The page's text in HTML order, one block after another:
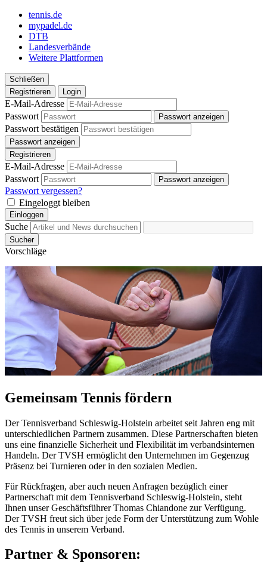
tennis.de
mypadel.de
DTB
Landesverbände
Weitere Plattformen
Schließen
Registrieren
Login
E-Mail-Adresse
Passwort
Passwort anzeigen
Passwort bestätigen
Passwort anzeigen
Registrieren
E-Mail-Adresse
Passwort
Passwort anzeigen
Passwort vergessen?
Eingeloggt bleiben
Einloggen
Suche
Sucher
Vorschläge
Gemeinsam Tennis fördern
Der Tennisverband Schleswig-Holstein arbeitet seit Jahren eng mit
unterschiedlichen Partnern zusammen. Diese Partnerschaften bieten
uns eine finanzielle Sicherheit und Flexibilität im verbandsinternen
Handeln. Der TVSH ermöglicht den Unternehmen im Gegenzug
Präsenz bei Turnieren oder in den sozialen Medien.
Für Rückfragen, aber auch neuen Anfragen bezüglich einer
Partnerschaft mit dem Tennisverband Schleswig-Holstein, steht
Ihnen unser Geschäftsführer Thomas Chiandone zur Verfügung.
Der TVSH freut sich über jede Form der Unterstützung zum Wohle
des Tennis in unserem Verband.
Partner & Sponsoren: